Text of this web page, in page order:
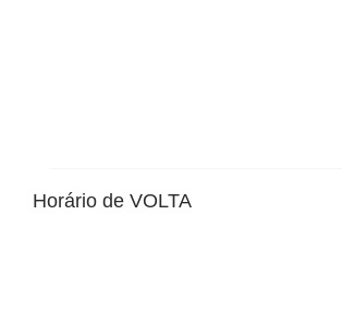
Horário de VOLTA